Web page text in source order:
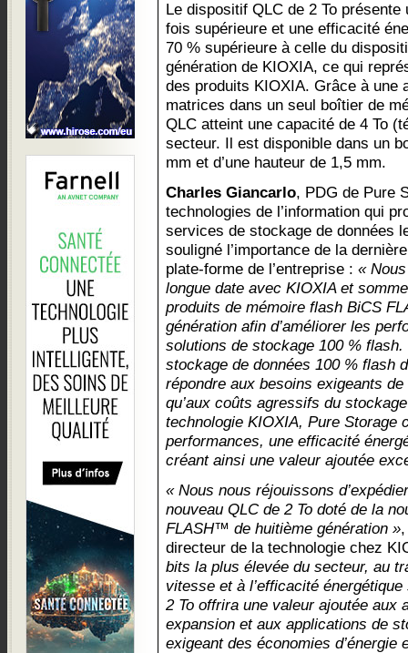
Le dispositif QLC de 2 To
fois supérieure et une efficacité
70 % supérieure à celle du
génération de KIOXIA, ce qui
des produits KIOXIA. Grâce à une
matrices dans un seul boîtier de
QLC atteint une capacité de 4 To
secteur. Il est disponible dans un
mm et d’une hauteur de 1,5 mm.
Charles Giancarlo, PDG de Pure
technologies de l’information qui
services de stockage de données
souligné l’importance de la
plate-forme de l’entreprise : «
longue date avec KIOXIA et
produits de mémoire flash BiCS
génération afin d’améliorer les
solutions de stockage 100 %
stockage de données 100 % flash
répondre aux besoins exigeants
qu’aux coûts agressifs du
technologie KIOXIA, Pure Storage
performances, une efficacité
créant ainsi une valeur ajoutée
« Nous nous réjouissons
nouveau QLC de 2 To doté de la
FLASH™ de huitième génération »
directeur de la technologie chez
bits la plus élevée du secteur, au
vitesse et à l’efficacité
2 To offrira une valeur ajoutée aux
expansion et aux applications de
exigeant des économies d’énergie